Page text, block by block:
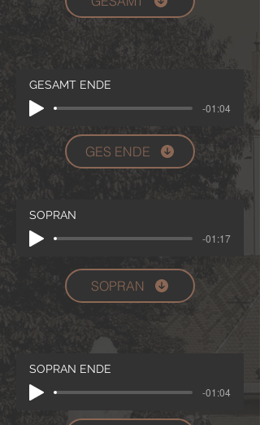
GESAMT ENDE
-01:04
GES ENDE
SOPRAN
-01:17
SOPRAN
SOPRAN ENDE
-01:04